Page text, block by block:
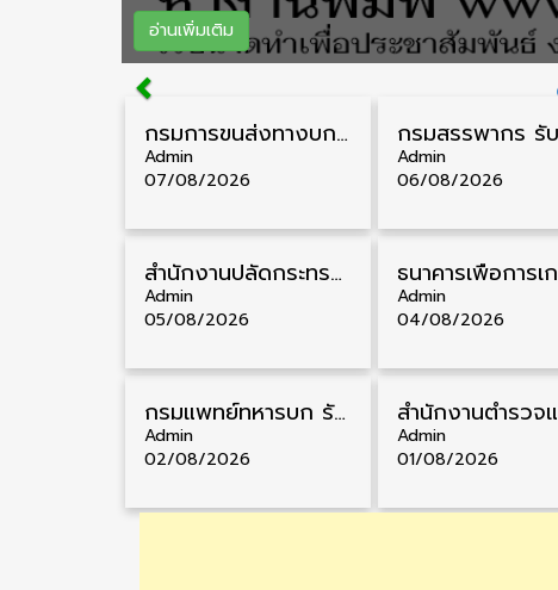
อ่านเพิ่มเติม
กรมการขนส่งทางบก รับสมัครสอบบรรจุเข้ารับราชการ วุฒิ ปวส. 24 อัตรา รับสมัคร 18 สิงหาคม – 7 กันยายน
Admin
07/08/2026
Admin
06/08/2026
สำนักงานปลัดกระทรวงสาธารณสุข รับสมัครพนักงานราชการรูปแบบพิเศษ วุฒิ ปวส./ป.ตรี 102 อัตรา รับสมัคร 17 – 28 สิงหาคม
Admin
05/08/2026
Admin
04/08/2026
กรมแพทย์ทหารบก รับสมัครพนักงานราชการ วุฒิ ม.3/ม.6/ปวช./ปวท./ปวส. 6 อัตรา รับสมัคร 3 – 7 สิงหาคม
Admin
02/08/2026
Admin
01/08/2026